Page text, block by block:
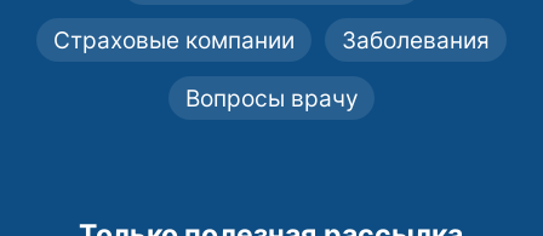
Страховые компании Заболевания
Вопросы врачу